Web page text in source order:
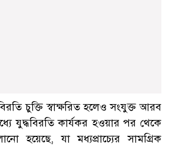
চুক্তি স্বাক্ষরিত হলেও সংযুক্ত আরব
যুদ্ধবিরতি কার্যকর হওয়ার পর থেকে
হয়েছে, যা মধ্যপ্রাচ্যের সামগ্রিক